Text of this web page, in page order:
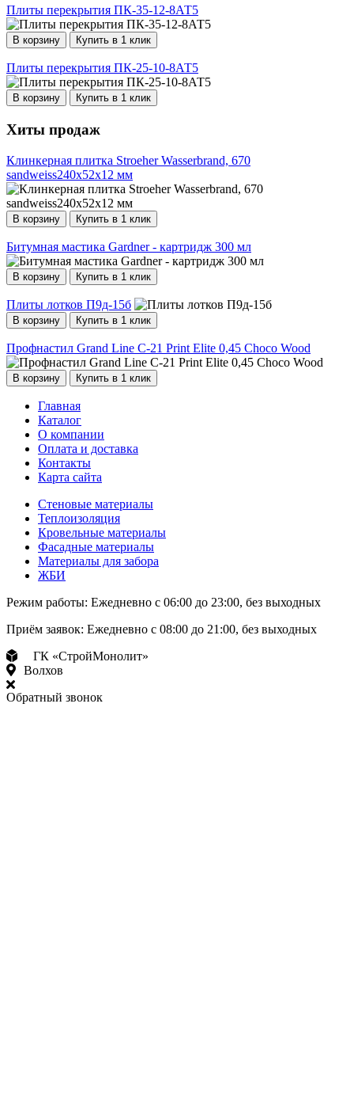
Плиты перекрытия ПК-35-12-8АТ5
В корзину Купить в 1 клик
Плиты перекрытия ПК-25-10-8АТ5
В корзину Купить в 1 клик
Хиты продаж
Клинкерная плитка Stroeher Wasserbrand, 670
sandweiss240х52х12 мм
В корзину Купить в 1 клик
Битумная мастика Gardner - картридж 300 мл
В корзину Купить в 1 клик
Плиты лотков П9д-15б
В корзину Купить в 1 клик
Профнастил Grand Line С-21 Print Elite 0,45 Choco Wood
В корзину Купить в 1 клик
Главная
Каталог
О компании
Оплата и доставка
Контакты
Карта сайта
Стеновые материалы
Теплоизоляция
Кровельные материалы
Фасадные материалы
Материалы для забора
ЖБИ
Режим работы: Ежедневно с 06:00 до 23:00, без выходных
Приём заявок: Ежедневно с 08:00 до 21:00, без выходных
ГК «СтройМонолит»
Волхов
Обратный звонок